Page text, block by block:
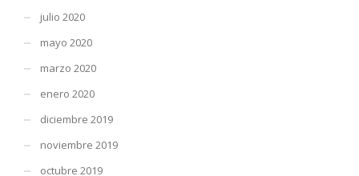
julio 2020
mayo 2020
marzo 2020
enero 2020
diciembre 2019
noviembre 2019
octubre 2019